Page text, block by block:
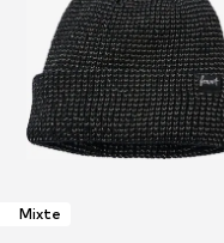
Mixte